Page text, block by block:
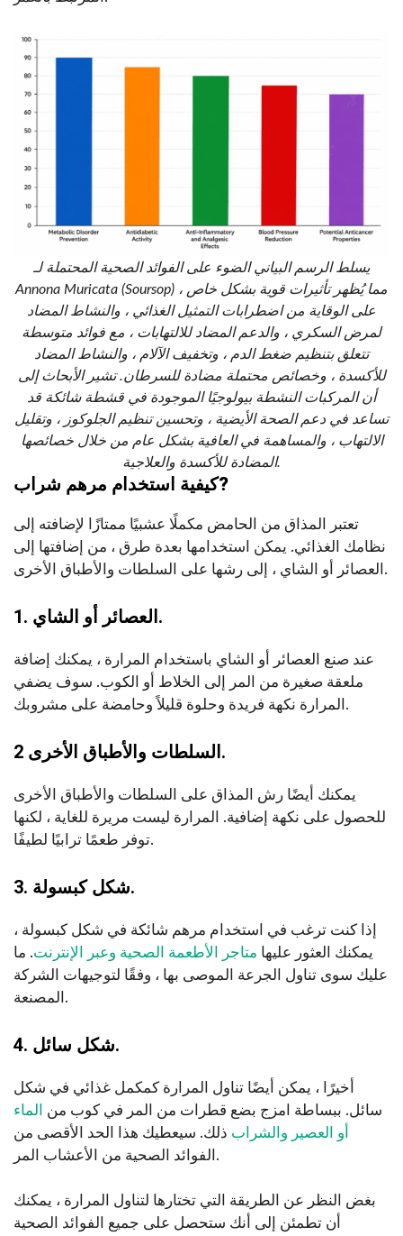
يسلط الرسم البياني الضوء على الفوائد الصحية المحتملة لـ
Annona Muricata (Soursop) ، مما يُظهر تأثيرات قوية بشكل خاص
على الوقاية من اضطرابات التمثيل الغذائي ، والنشاط المضاد
لمرض السكري ، والدعم المضاد للالتهابات ، مع فوائد متوسطة
تتعلق بتنظيم ضغط الدم ، وتخفيف الآلام ، والنشاط المضاد
للأكسدة ، وخصائص محتملة مضادة للسرطان. تشير الأبحاث إلى
أن المركبات النشطة بيولوجيًا الموجودة في قشطة شائكة قد
تساعد في دعم الصحة الأيضية ، وتحسين تنظيم الجلوكوز ، وتقليل
الالتهاب ، والمساهمة في العافية بشكل عام من خلال خصائصها
المضادة للأكسدة والعلاجية.
كيفية استخدام مرهم شراب?
تعتبر المذاق من الحامض مكملًا عشبيًا ممتازًا لإضافته إلى
نظامك الغذائي. يمكن استخدامها بعدة طرق ، من إضافتها إلى
العصائر أو الشاي ، إلى رشها على السلطات والأطباق الأخرى.
1. العصائر أو الشاي.
عند صنع العصائر أو الشاي باستخدام المرارة ، يمكنك إضافة
ملعقة صغيرة من المر إلى الخلاط أو الكوب. سوف يضفي
المرارة نكهة فريدة وحلوة قليلاً وحامضة على مشروبك.
2 السلطات والأطباق الأخرى.
يمكنك أيضًا رش المذاق على السلطات والأطباق الأخرى
للحصول على نكهة إضافية. المرارة ليست مريرة للغاية ، لكنها
توفر طعمًا ترابيًا لطيفًا.
3. شكل كبسولة.
إذا كنت ترغب في استخدام مرهم شائكة في شكل كبسولة ،
يمكنك العثور عليها متاجر الأطعمة الصحية وعبر الإنترنت. ما
عليك سوى تناول الجرعة الموصى بها ، وفقًا لتوجيهات الشركة
المصنعة.
4. شكل سائل.
أخيرًا ، يمكن أيضًا تناول المرارة كمكمل غذائي في شكل
سائل. ببساطة امزج بضع قطرات من المر في كوب من
الماء
أو العصير والشراب ذلك. سيعطيك هذا الحد الأقصى من
الفوائد الصحية من الأعشاب المر.
بغض النظر عن الطريقة التي تختارها لتناول المرارة ، يمكنك
أن تطمئن إلى أنك ستحصل على جميع الفوائد الصحية